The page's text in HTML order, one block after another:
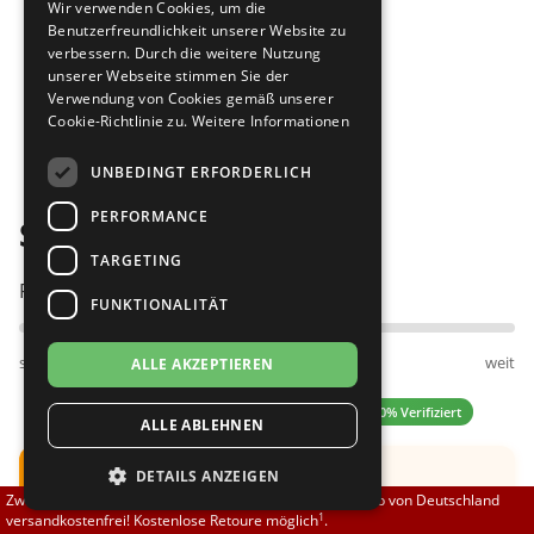
Brautschuhe
Sneaker
Übergrößen 43-44
Flexerinas
Merlet
Nueva Epoca
RayRose
Rummos
Rumpf
SoDanca
TopTanz
Bilder
Suny 145 schwarz
Passt am besten bei Fußweite:
schmal normal weit
5.00 (2 Bewertungen) ✓ 100% Verifiziert
Hinweis: Die Schuhe fallen klein aus.
Empfehlung: Bitte eine halbe UK Nummer größer
Zwischen 70,00 EUR und 800,00 EUR liefern wir innerhalb von Deutschland
versandkostenfrei! Kostenlose Retoure möglich1.
Wir verwenden Cookies, um die
Benutzerfreundlichkeit unserer Website zu
verbessern. Durch die weitere Nutzung
unserer Webseite stimmen Sie der
Verwendung von Cookies gemäß unserer
Cookie-Richtlinie zu. Weitere Informationen
UNBEDINGT ERFORDERLICH
PERFORMANCE
TARGETING
FUNKTIONALITÄT
ALLE AKZEPTIEREN
ALLE ABLEHNEN
DETAILS ANZEIGEN